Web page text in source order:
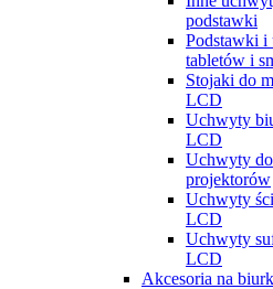
podstawki
Podstawki
tabletów i
Stojaki do
LCD
Uchwyty
LCD
Uchwyty do
projektorów
Uchwyty
LCD
Uchwyty
LCD
Akcesoria na